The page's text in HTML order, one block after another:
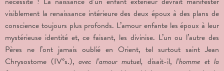
visiblement la renaissance intérieure des deux époux à des plans de
conscience toujours plus profonds. L’amour enfante les époux à leur
mystérieuse identité et, ce faisant, les divinise. L’un ou l’autre des
Pères ne l’ont jamais oublié en Orient, tel surtout saint Jean
Chrysostome (IV°s.), avec l’amour mutuel, disait-il, l’homme et la